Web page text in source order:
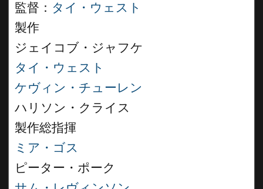
監督： タイ・ウェスト
製作
ジェイコブ・ジャフケ
タイ・ウェスト
ケヴィン・チューレン
ハリソン・クライス
製作総指揮
ミア・ゴス
ピーター・ポーク